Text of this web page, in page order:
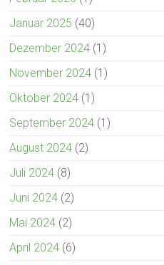
Januar 2025 (40)
Dezember 2024 (1)
November 2024 (1)
Oktober 2024 (1)
September 2024 (1)
August 2024 (2)
Juli 2024 (8)
Juni 2024 (2)
Mai 2024 (2)
April 2024 (6)